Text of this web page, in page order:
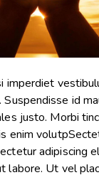
imperdiet
id
justo. Morbi
enim
adipiscing
labore. Ut vel